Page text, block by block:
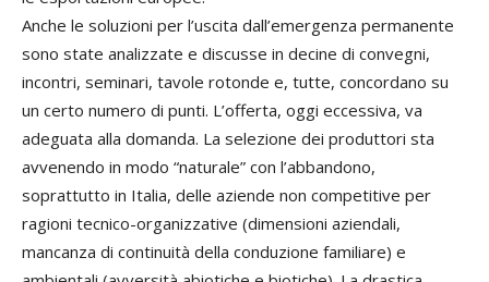
Anche le soluzioni per l’uscita dall’emergenza permanente
sono state analizzate e discusse in decine di convegni,
incontri, seminari, tavole rotonde e, tutte, concordano su
un certo numero di punti. L’offerta, oggi eccessiva, va
adeguata alla domanda. La selezione dei produttori sta
avvenendo in modo “naturale” con l’abbandono,
soprattutto in Italia, delle aziende non competitive per
ragioni tecnico-organizzative (dimensioni aziendali,
mancanza di continuità della conduzione familiare) e